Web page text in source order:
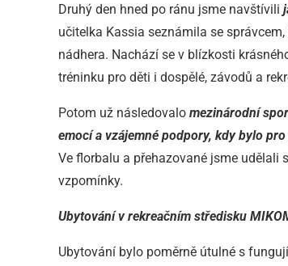
Druhý den hned po ránu jsme navštívili
učitelka Kassia seznámila se
nádhera. Nachází se v blízkosti
tréninku pro děti i dospělé, závodů a
Potom už následovalo mezinárodní
emocí a vzájemné podpory, kdy bylo
Ve florbalu a přehazované jsme udělali
vzpomínky.
Ubytování v rekreačním středisku
Ubytování bylo poměrně útulné s